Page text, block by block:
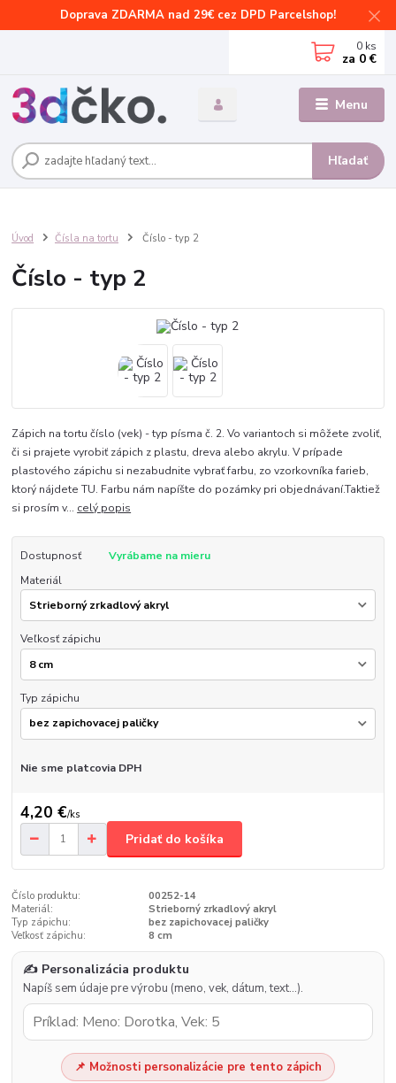
Doprava ZDARMA nad 29€ cez DPD Parcelshop!
Menu
Hľadať
0 ks
za 0 €
Úvod Čísla na tortu Číslo - typ 2
Číslo - typ 2
Zápich na tortu číslo (vek) - typ písma č. 2. Vo variantoch si môžete zvoliť,
či si prajete vyrobiť zápich z plastu, dreva alebo akrylu. V prípade
plastového zápichu si nezabudnite vybrať farbu, zo vzorkovníka farieb,
ktorý nájdete TU. Farbu nám napíšte do pozámky pri objednávaní.Taktiež
si prosím v... celý popis
Dostupnosť
Vyrábame na mieru
Materiál
Veľkosť zápichu
Typ zápichu
Nie sme platcovia DPH
4,20 €/ks
Pridať do košíka
Číslo produktu:
00252-14
Materiál:
Strieborný zrkadlový akryl
Typ zápichu:
bez zapichovacej paličky
Veľkosť zápichu:
8 cm
✍️ Personalizácia produktu
Napíš sem údaje pre výrobu (meno, vek, dátum, text…).
📌 Možnosti personalizácie pre tento zápich